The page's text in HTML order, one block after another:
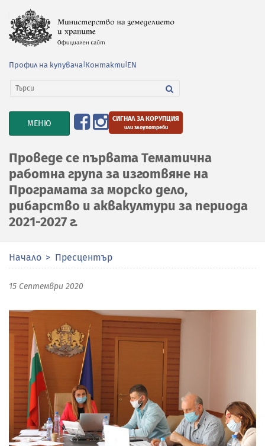
Профил на купувача Контакти EN
TOGGLE
NAVIGATION
МЕНЮ СИГНАЛ ЗА КОРУПЦИЯ
или злоупотреби
Проведе се първата Тематична
работна група за изготвяне на
Програмата за морско дело,
рибарство и аквакултури за периода
2021-2027 г.
Начало Пресцентър
15 Септември 2020